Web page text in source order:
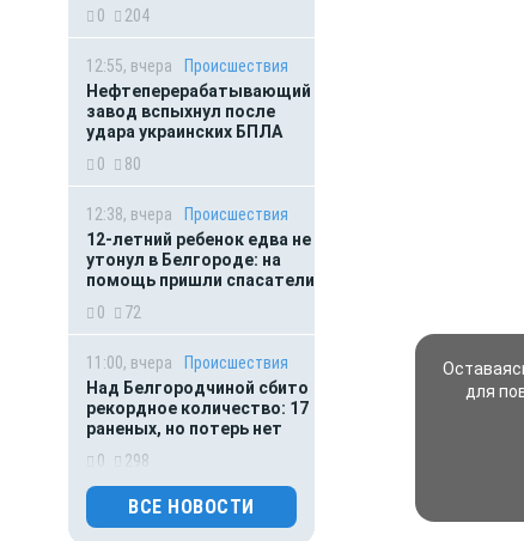
0
204
12:55, вчера
Происшествия
Нефтеперерабатывающий
завод вспыхнул после
удара украинских БПЛА
0
80
12:38, вчера
Происшествия
12-летний ребенок едва не
утонул в Белгороде: на
помощь пришли спасатели
0
72
11:00, вчера
Происшествия
Над Белгородчиной сбито
рекордное количество: 17
раненых, но потерь нет
0
298
10:55, вчера
Экономика
ВСЕ НОВОСТИ
для